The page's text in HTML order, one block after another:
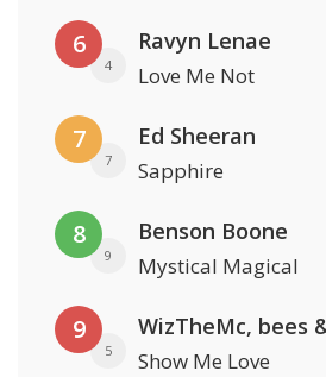
6
4
Ravyn Lenae
Love Me Not
7
7
Ed Sheeran
Sapphire
8
9
Benson Boone
Mystical Magical
9
5
WizTheMc, bees
Show Me Love